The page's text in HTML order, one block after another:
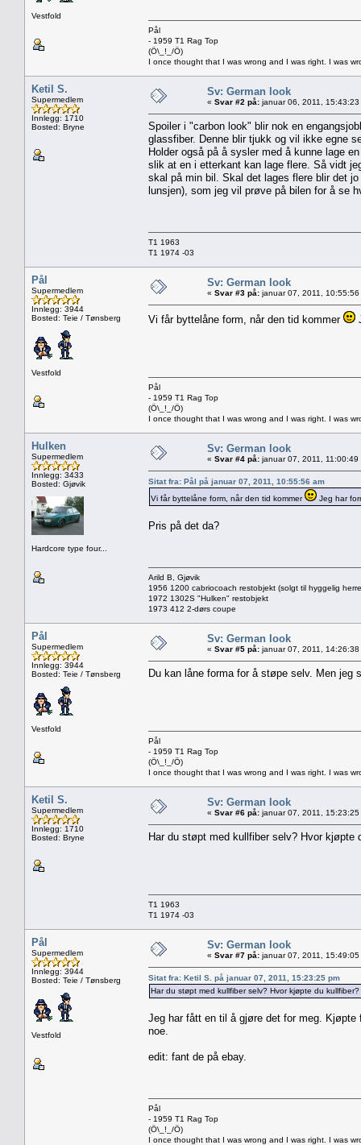
Vestfold
Pål
- 1959 T1 Rag Top
(Ö\_!_/Ö)
I once thought that I was wrong and I was right. I was
Ketil S.
Supermedlem
Innlegg: 1710
Bosted: Bryne
Sv: German look
« Svar #2 på: januar 06, 2011, 15:43:23
Spoiler i "carbon look" blir nok en
glassfiber. Denne blir tjukk og vil ikke egne
Holder også på å sysler med å kunne lage
slik at en i etterkant kan lage flere. Så vidt
skal på min bil. Skal det lages flere blir det
lunsjen), som jeg vil prøve på bilen for å se
T1 1963
T1 1974 -03
Pål
Supermedlem
Innlegg: 3944
Bosted: Teie / Tønsberg
Vestfold
Sv: German look
« Svar #3 på: januar 07, 2011, 10:55:56
Vi får byttelåne form, når den tid kommer
Pål
- 1959 T1 Rag Top
(Ö\_!_/Ö)
I once thought that I was wrong and I was right. I was
Hulken
Supermedlem
Innlegg: 3433
Bosted: Gjøvik
Hardcore type four...
Sv: German look
« Svar #4 på: januar 07, 2011, 11:00:49
Sitat fra: Pål på januar 07, 2011, 10:55:56 am
Vi får byttelåne form, når den tid kommer
Jeg har
Pris på det da?
Arild B, Gjøvik
1956 1200 cabriocoach restobjekt (solgt til hyggelig
1972 1302S "Hulken" restobjekt
1973 412 2-dørs coupe
Pål
Supermedlem
Innlegg: 3944
Bosted: Teie / Tønsberg
Vestfold
Sv: German look
« Svar #5 på: januar 07, 2011, 14:26:38
Du kan låne forma for å støpe selv. Men jeg
Pål
- 1959 T1 Rag Top
(Ö\_!_/Ö)
I once thought that I was wrong and I was right. I was
Ketil S.
Supermedlem
Innlegg: 1710
Bosted: Bryne
Sv: German look
« Svar #6 på: januar 07, 2011, 15:23:25
Har du støpt med kullfiber selv? Hvor kjøpte
T1 1963
T1 1974 -03
Pål
Supermedlem
Innlegg: 3944
Bosted: Teie / Tønsberg
Vestfold
Sv: German look
« Svar #7 på: januar 07, 2011, 15:49:05
Sitat fra: Ketil S. på januar 07, 2011, 15:23:25 pm
Har du støpt med kullfiber selv? Hvor kjøpte du kullfiber?
Jeg har fått en til å gjøre det for meg.
noe.
edit: fant de på ebay.
Pål
- 1959 T1 Rag Top
(Ö\_!_/Ö)
I once thought that I was wrong and I was right. I was